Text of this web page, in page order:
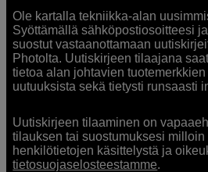
Ole kartalla tekniikka-alan
Syöttämällä sähköpostiosoitteesi
suostut vastaanottamaan
Photolta. Uutiskirjeen tilaajana
tietoa alan johtavien
uutuuksista sekä tietysti runsaasti
Uutiskirjeen tilaaminen on
tilauksen tai suostumuksesi
henkilötietojen käsittelystä ja
tietosuojaselosteestamme.